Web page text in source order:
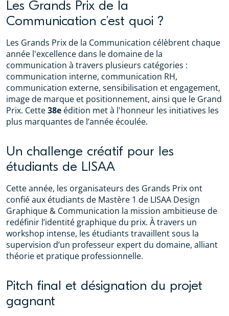
Les Grands Prix de la
Communication c’est quoi ?
Les Grands Prix de la Communication célèbrent chaque
année l'excellence dans le domaine de la
communication à travers plusieurs catégories :
communication interne, communication RH,
communication externe, sensibilisation et engagement,
image de marque et positionnement, ainsi que le Grand
Prix. Cette38e édition met à l'honneur les initiatives les
plus marquantes de l’année écoulée.
Un challenge créatif pour les
étudiants de LISAA
Cette année, les organisateurs des Grands Prix ont
confié aux étudiants de Mastère 1 de LISAA Design
Graphique & Communication la mission ambitieuse de
redéfinir l’identité graphique du prix. À travers un
workshop intense, les étudiants travaillent sous la
supervision d’un professeur expert du domaine, alliant
théorie et pratique professionnelle.
Pitch final et désignation du projet
gagnant